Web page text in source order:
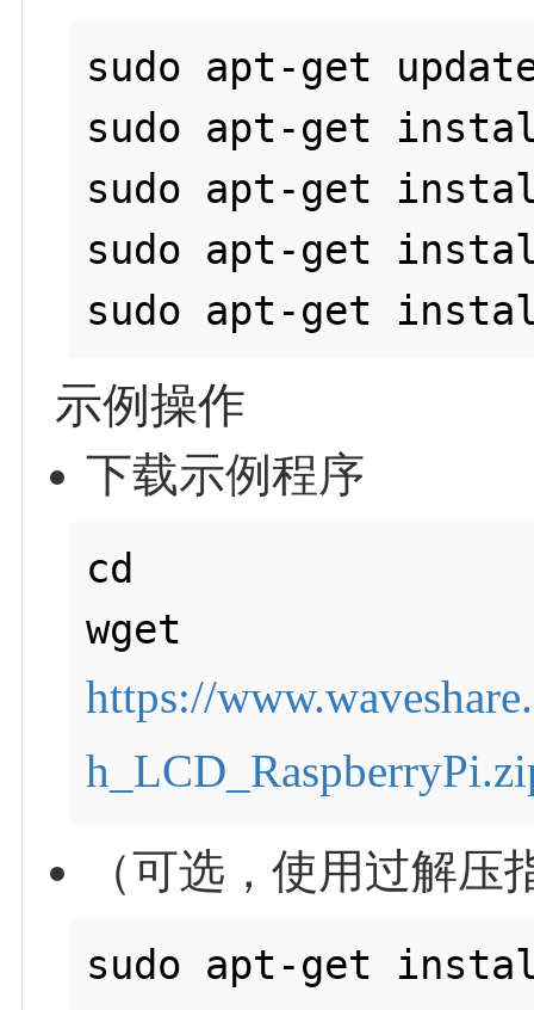
sudo apt-get
sudo apt-get
sudo apt-get
sudo apt-get
示例操作
下载示例程序
cd
https://
（可选，使用过解